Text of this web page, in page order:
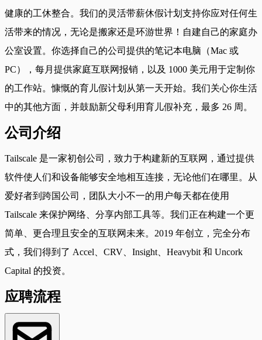
健康的工休整合。我们的灵活带薪休假计划支持你应对任何生
活带来的情况，无论是搬家还是环游世界！自建自己的家庭办
公室设置。你选择自己的公司提供的笔记本电脑（Mac 或
PC），每月提供家庭互联网报销，以及 1000 美元用于定制你
的工作站。慷慨的育儿假计划从第一天开始。我们关心你生活
中的其他方面，并鼓励新父母利用育儿假补充，最多 26 周。
公司介绍
Tailscale 是一家初创公司，致力于构建新的互联网，通过提供
软件使人们和设备能够安全地相互连接，无论他们在哪里。从
爱好者到跨国公司，团队大小不一的用户每天都在使用
Tailscale 来保护网络、分享内部工具等。我们正在构建一个更
简单、更合理且安全的互联网未来。2019 年创立，完全分布
式，我们得到了 Accel、CRV、Insight、Heavybit 和 Uncork
Capital 的投资。
应聘流程